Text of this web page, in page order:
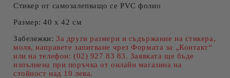
Стикер от самозалепващо се PVC фолио
Размер: 40 x 42 см
Забележки:За други размери и съдържание на стикера,
моля, направете запитване чрез Формата за „Контакт“
или на телефон: (02) 927 83 83. Заявката ще бъде
изпълнена при поръчка от онлайн магазина на
стойност над 10 лева.